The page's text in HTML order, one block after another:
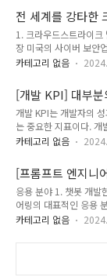
제를 해결할 수 있도록
렌드인생성형 AI 는
활용할 수 있는 분야가
할 수 있는 분야 4 가지
편의 긴 글을 작성할 수
가능합니다.3. 법률/계
전 세계를 강타한
컴퓨터 장애 및 해
1. 크라우드스트라이
장 미국의 사이버 보안
프로그램이 마이크로소
인해 항공사, 주요 은행,
서비스가 일시적으로
등 항공사들이 운항 시
에 발이 묶였고,영국 방
적으로 방송을 중단했
은 환자 기록 및 예약
우와 충돌한 보안 프로..
카테고리 없음
[개발 KPI] 대부분
핵심 성과 지표
개발 KPI는 개발자의
는 중요한 지표이다.
Scor))에서 핵심성과지
고 언급하고 있다. 따라
세 가지는 프로젝트 환
어야 한다.아래는 개발
#1. 코드 품질 개발 KPI
작성한 코드가 얼마나
카테고리 없음
[프롬프트 엔지니
향후 5년 간의 전
응용 분야 1. 챗봇 개발
어링의 대표적인 응용
기술 지원, 교육 등 다양
있는 챗봇 개발에 주력
카테고리 없음